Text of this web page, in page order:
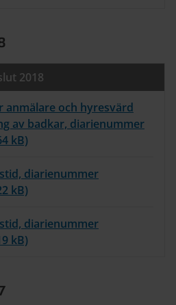
2018
anmälare och hyresvärd
av badkar, diarienummer
kB)
diarienummer
kB)
diarienummer
kB)